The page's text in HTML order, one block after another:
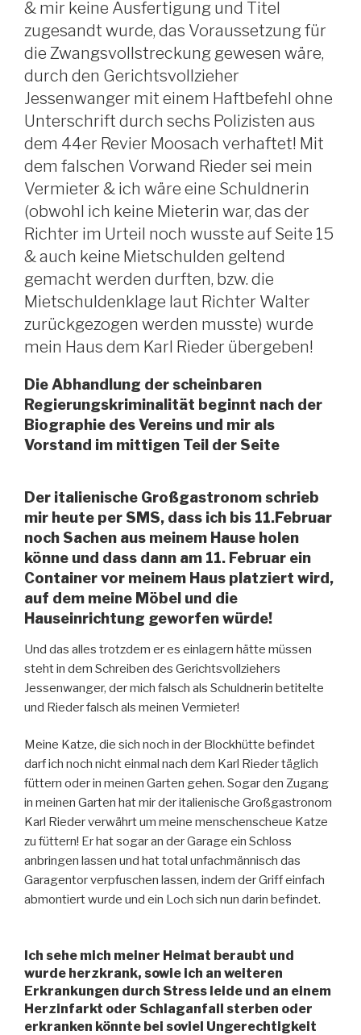
& mir keine Ausfertigung und Titel
zugesandt wurde, das Voraussetzung für
die Zwangsvollstreckung gewesen wäre,
durch den Gerichtsvollzieher
Jessenwanger mit einem Haftbefehl ohne
Unterschrift durch sechs Polizisten aus
dem 44er Revier Moosach verhaftet! Mit
dem falschen Vorwand Rieder sei mein
Vermieter & ich wäre eine Schuldnerin
(obwohl ich keine Mieterin war, das der
Richter im Urteil noch wusste auf Seite 15
& auch keine Mietschulden geltend
gemacht werden durften, bzw. die
Mietschuldenklage laut Richter Walter
zurückgezogen werden musste) wurde
mein Haus dem Karl Rieder übergeben!
Die Abhandlung der scheinbaren
Regierungskriminalität beginnt nach der
Biographie des Vereins und mir als
Vorstand im mittigen Teil der Seite
Der italienische Großgastronom schrieb
mir heute per SMS, dass ich bis 11.Februar
noch Sachen aus meinem Hause holen
könne und dass dann am 11. Februar ein
Container vor meinem Haus platziert wird,
auf dem meine Möbel und die
Hauseinrichtung geworfen würde!
Und das alles trotzdem er es einlagern hätte müssen
steht in dem Schreiben des Gerichtsvollziehers
Jessenwanger, der mich falsch als Schuldnerin betitelte
und Rieder falsch als meinen Vermieter!
Meine Katze, die sich noch in der Blockhütte befindet
darf ich noch nicht einmal nach dem Karl Rieder täglich
füttern oder in meinen Garten gehen. Sogar den Zugang
in meinen Garten hat mir der italienische Großgastronom
Karl Rieder verwährt um meine menschenscheue Katze
zu füttern! Er hat sogar an der Garage ein Schloss
anbringen lassen und hat total unfachmännisch das
Garagentor verpfuschen lassen, indem der Griff einfach
abmontiert wurde und ein Loch sich nun darin befindet.
Ich sehe mich meiner Heimat beraubt und
wurde herzkrank, sowie ich an weiteren
Erkrankungen durch Stress leide und an einem
Herzinfarkt oder Schlaganfall sterben oder
erkranken könnte bei soviel Ungerechtigkeit